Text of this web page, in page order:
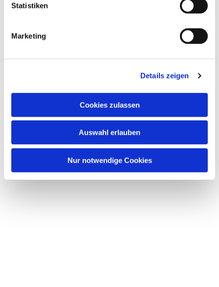
Statistiken
Marketing
Details zeigen
Cookies zulassen
Auswahl erlauben
Nur notwendige Cookies
Dies könnte Sie auch
interessieren